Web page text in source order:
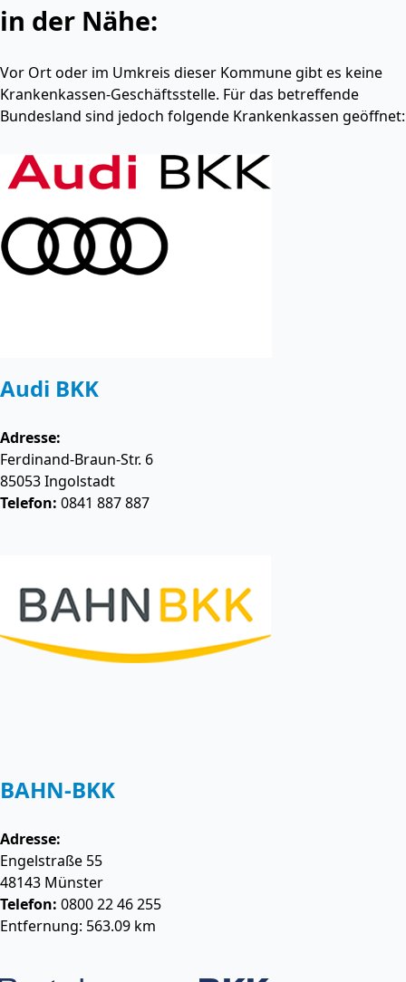
in der Nähe:
Vor Ort oder im Umkreis dieser Kommune gibt es keine
Krankenkassen-Geschäftsstelle. Für das betreffende
Bundesland sind jedoch folgende Krankenkassen geöffnet:
Audi BKK
Adresse:
Ferdinand-Braun-Str. 6
85053Ingolstadt
Telefon: 0841 887 887
BAHN-BKK
Adresse:
Engelstraße 55
48143 Münster
Telefon: 0800 22 46 255
Entfernung: 563.09 km